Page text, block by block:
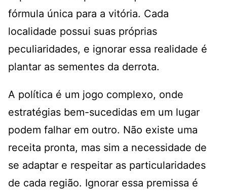
fórmula única para a vitória. Cada
localidade possui suas próprias
peculiaridades, e ignorar essa realidade é
plantar as sementes da derrota.
A política é um jogo complexo, onde
estratégias bem-sucedidas em um lugar
podem falhar em outro. Não existe uma
receita pronta, mas sim a necessidade de
se adaptar e respeitar as particularidades
de cada região. Ignorar essa premissa é